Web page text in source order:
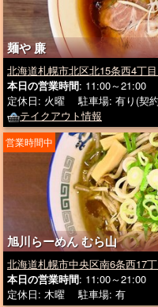
麺や 廉
北海道札幌市北区北15条西4丁
本日の営業時間: 11:00～21:00
定休日: 火曜 駐車場: 有り(契
テイクアウト情報
旭川らーめん むら山
営業時間中
北海道札幌市中央区南6条西17
本日の営業時間: 11:00～21:00
定休日: 木曜 駐車場: 有